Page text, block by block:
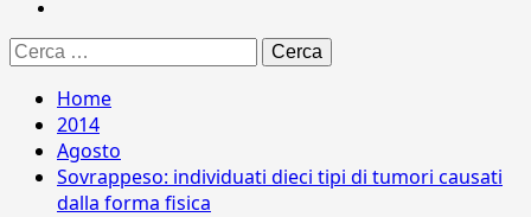
Ricerca
per:
Home
2014
Agosto
Sovrappeso: individuati dieci tipi di tumori causati
dalla forma fisica